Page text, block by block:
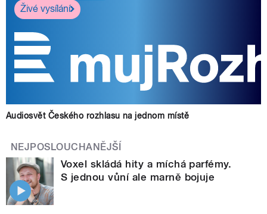
Živé vysílání
Audiosvět Českého rozhlasu na jednom místě
NEJPOSLOUCHANĚJŠÍ
Voxel skládá hity a míchá parfémy.
S jednou vůní ale marně bojuje